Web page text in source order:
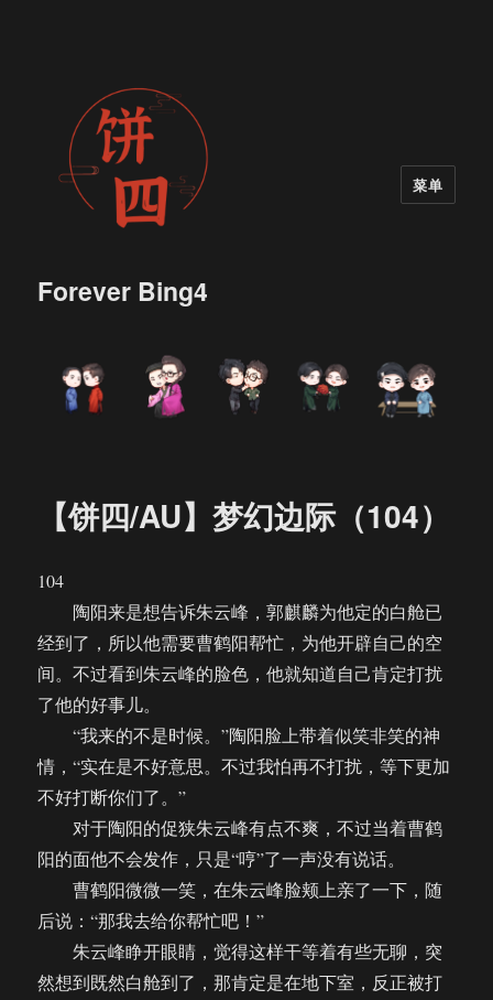
Forever Bing4
菜单
【饼四/AU】梦幻边际（104）
104
陶阳来是想告诉朱云峰，郭麒麟为他定的白舱已
经到了，所以他需要曹鹤阳帮忙，为他开辟自己的空
间。不过看到朱云峰的脸色，他就知道自己肯定打扰
了他的好事儿。
“我来的不是时候。”陶阳脸上带着似笑非笑的神
情，“实在是不好意思。不过我怕再不打扰，等下更加
不好打断你们了。”
对于陶阳的促狭朱云峰有点不爽，不过当着曹鹤
阳的面他不会发作，只是“哼”了一声没有说话。
曹鹤阳微微一笑，在朱云峰脸颊上亲了一下，随
后说：“那我去给你帮忙吧！”
朱云峰睁开眼睛，觉得这样干等着有些无聊，突
然想到既然白舱到了，那肯定是在地下室，反正被打